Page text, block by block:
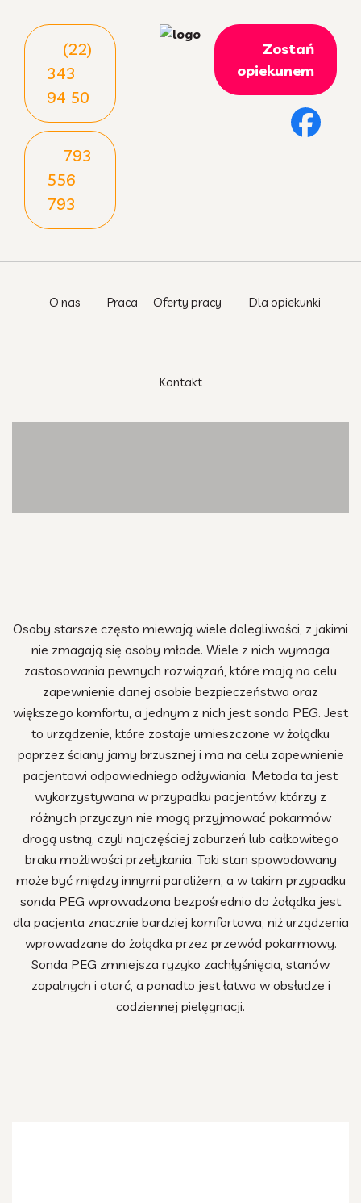
(22)
343
94 50
793
556
793
Zostań
opiekunem
O nas Praca Oferty pracy Dla opiekunki
Kontakt
nad osobą starszą
Osoby starsze często miewają wiele dolegliwości, z jakimi
nie zmagają się osoby młode. Wiele z nich wymaga
zastosowania pewnych rozwiązań, które mają na celu
zapewnienie danej osobie bezpieczeństwa oraz
większego komfortu, a jednym z nich jest sonda PEG. Jest
to urządzenie, które zostaje umieszczone w żołądku
poprzez ściany jamy brzusznej i ma na celu zapewnienie
pacjentowi odpowiedniego odżywiania. Metoda ta jest
wykorzystywana w przypadku pacjentów, którzy z
różnych przyczyn nie mogą przyjmować pokarmów
drogą ustną, czyli najczęściej zaburzeń lub całkowitego
braku możliwości przełykania. Taki stan spowodowany
może być między innymi paraliżem, a w takim przypadku
sonda PEG wprowadzona bezpośrednio do żołądka jest
dla pacjenta znacznie bardziej komfortowa, niż urządzenia
wprowadzane do żołądka przez przewód pokarmowy.
Sonda PEG zmniejsza ryzyko zachłyśnięcia, stanów
zapalnych i otarć, a ponadto jest łatwa w obsłudze i
codziennej pielęgnacji.